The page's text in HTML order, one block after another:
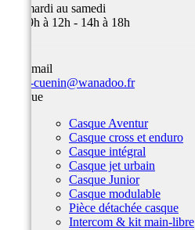
Du mardi au samedi
de 09h à 12h - 14h à 18h
Par email
team-cuenin@wanadoo.fr
Casque
Casque Aventur
Casque cross et enduro
Casque intégral
Casque jet urbain
Casque Junior
Casque modulable
Pièce détachée casque
Intercom & kit main-libre